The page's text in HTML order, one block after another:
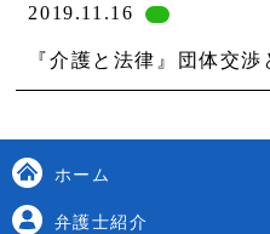
2019.11.16
『介護と法律』団体交渉
ホーム
弁護士紹介